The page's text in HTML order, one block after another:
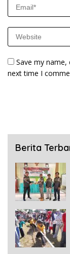
Save my
next time I
Berita